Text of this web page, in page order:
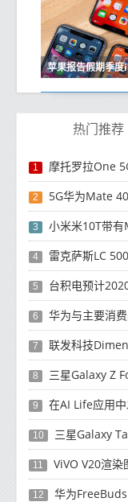
热门推荐
1 摩托罗拉One
2 5G华为Mate
3 小米米10T带有
4 雷克萨斯LC
5 台积电预计
6 华为与主要消费品牌
7 联发科技
8 三星Galaxy Z
9 在AI Life应用
10 三星Galaxy
11 ViVO V20渲染
12 华为